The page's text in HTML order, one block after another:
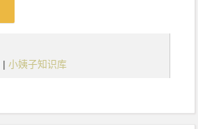
| 小姨子知识库